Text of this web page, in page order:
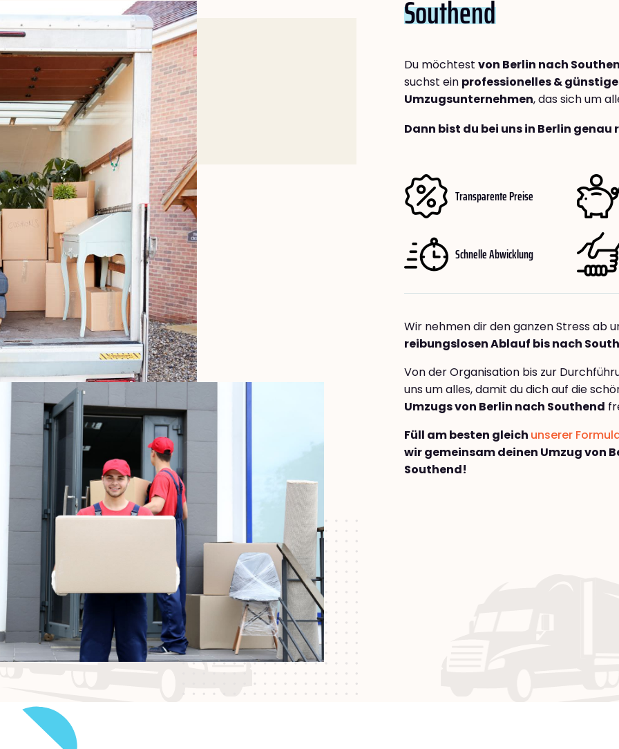
Southend
Du möchtest von Berlin nach
suchst ein professionelles &
Umzugsunternehmen, das sich um
Dann bist du bei uns in Berlin
Transparente Preise
Schnelle Abwicklung
Wir nehmen dir den ganzen Stress ab
reibungslosen Ablauf bis nach
Von der Organisation bis zur
uns um alles, damit du dich auf die
Umzugs von Berlin nach Southend
Füll am besten gleich unserer
wir gemeinsam deinen Umzug von
Southend!